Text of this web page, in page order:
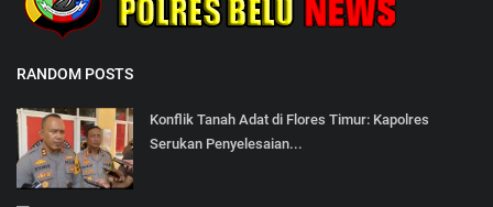
RANDOM POSTS
Konflik Tanah Adat di Flores Timur: Kapolres
Serukan Penyelesaian...